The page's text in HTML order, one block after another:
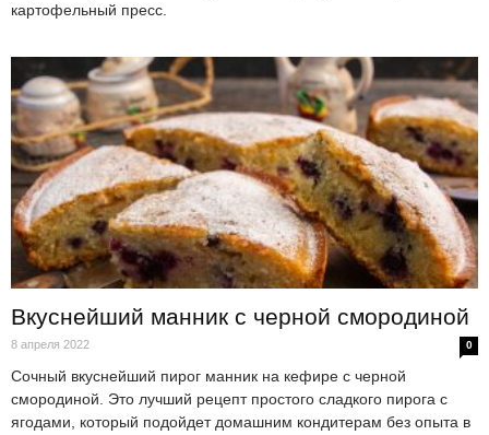
картофельный пресс.
Вкуснейший манник с черной смородиной
8 апреля 2022 0
Сочный вкуснейший пирог манник на кефире с черной
смородиной. Это лучший рецепт простого сладкого пирога с
ягодами, который подойдет домашним кондитерам без опыта в